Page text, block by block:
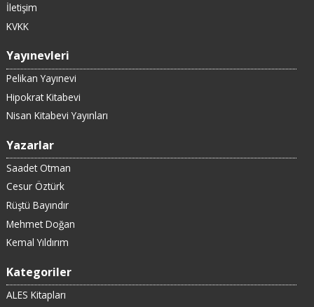
İletişim
KVKK
Yayınevleri
Pelikan Yayınevi
Hipokrat Kitabevi
Nisan Kitabevi Yayınları
Yazarlar
Saadet Otman
Cesur Öztürk
Rüştü Bayındır
Mehmet Doğan
Kemal Yıldırım
Kategoriler
ALES Kitapları